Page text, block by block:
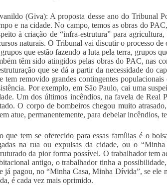
(Giva): A proposta desse ano do Tribunal
e na cidade. No campo, temos as obras do
à criação de “infra-estrutura” para
naturais. O Tribunal vai discutir o processo
que estão fazendo a luta pela terra, grupos
têm sido atingidos pelas obras do PAC, nas
que se dá a partir da necessidade do
tem removido grandes contingentes
Por exemplo, em São Paulo, cai uma
Um dos últimos incêndios, na favela de Real
O corpo de bombeiros chegou muito
atue, permanentemente, para debelar incêndios,
que tem se oferecido para essas famílias é o
na rua ou expulsas da cidade, ou o
da pior forma possível. O trabalhador tem
antigo, o trabalhador tinha a
já pagou, no “Minha Casa, Minha Dívida”, se ele
é cada vez mais oprimido.